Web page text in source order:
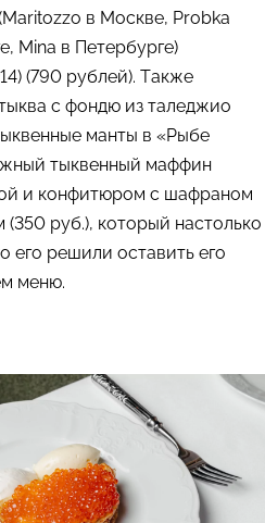
в Москве, Probka
Mina в Петербурге)
(790 рублей). Также
с фондю из таледжио
манты в «Рыбе
тыквенный маффин
и конфитюром с шафраном
(350 руб.), который настолько
его решили оставить его
меню.